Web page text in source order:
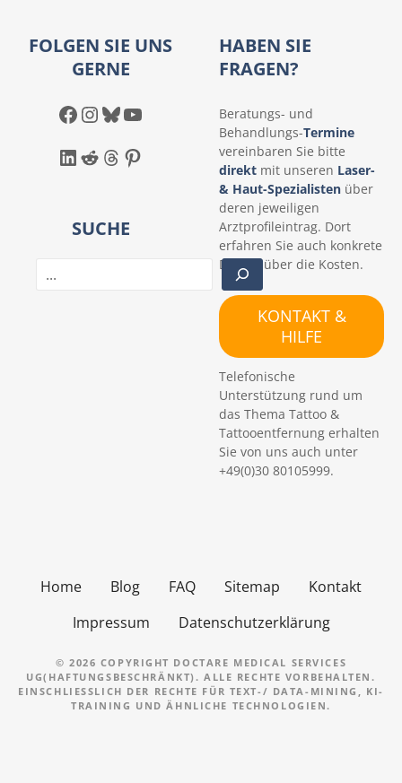
FOLGEN SIE UNS
GERNE
Facebook InstagramBluesky YouTube
LinkedIn Reddit Threads Pinterest
SUCHE
HABEN SIE
FRAGEN?
Beratungs- und
Behandlungs-Termine
vereinbaren Sie bitte
direkt mit unseren Laser-
& Haut-Spezialisten über
deren jeweiligen
Arztprofileintrag. Dort
erfahren Sie auch konkrete
Details über die Kosten.
KONTAKT &
HILFE
Telefonische
Unterstützung rund um
das Thema Tattoo &
Tattooentfernung erhalten
Sie von uns auch unter
+49(0)30 80105999.
Home Blog FAQ Sitemap
Kontakt
Impressum
Datenschutzerklärung
© 2026 COPYRIGHT DOCTARE MEDICAL SERVICES
UG(HAFTUNGSBESCHRÄNKT). ALLE RECHTE VORBEHALTEN.
EINSCHLIESSLICH DER RECHTE FÜR TEXT-/ DATA-MINING, KI-T
RAINING UND ÄHNLICHE TECHNOLOGIEN.